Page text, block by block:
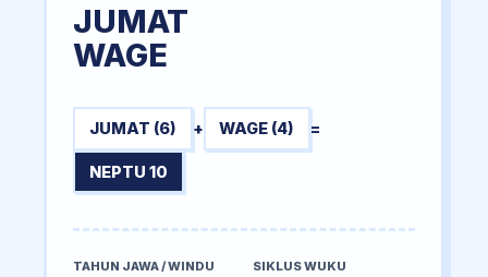
JUMAT
WAGE
JUMAT (6) + WAGE (4) =
NEPTU 10
TAHUN JAWA / WINDU SIKLUS WUKU